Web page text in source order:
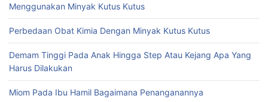
Menggunakan Minyak Kutus Kutus
Perbedaan Obat Kimia Dengan Minyak Kutus Kutus
Demam Tinggi Pada Anak Hingga Step Atau Kejang Apa Yang
Harus Dilakukan
Miom Pada Ibu Hamil Bagaimana Penanganannya